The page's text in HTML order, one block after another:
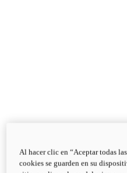
Diavel
V4
Al hacer clic en “Aceptar todas
cookies se guarden en su